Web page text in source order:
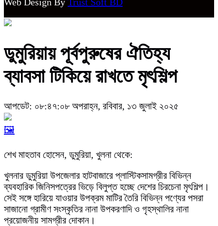
ডুমুরিয়ায় পূর্বপুরুষের ঐতিহ্য
ব্যাবসা টিকিয়ে রাখতে মৃৎশিল্প
আপডেট: ০৮:৪৭:০৮ অপরাহ্ন, রবিবার, ১৩ জুলাই ২০২৫
🖼️
শেখ মাহতাব হোসেন, ডুমুরিয়া, খুলনা থেকে:
খুলনার ডুমুরিয়া উপজেলার হাটবাজারে প্লাস্টিকসামগ্রীর বিভিন্ন
ব্যবহারিক জিনিসপত্রের ভিড়ে বিলুপ্ত হচ্ছে দেশের চিরচেনা মৃৎশিল্প।
সেই সঙ্গে হারিয়ে যাওয়ার উপক্রম মাটির তৈরি বিভিন্ন পণ্যের পসরা
সাজানো গ্রামীণ সংস্কৃতির নানা উপকরণাদি ও গৃহস্থালির নানা
প্রয়োজনীয় সামগ্রীর দোকান।